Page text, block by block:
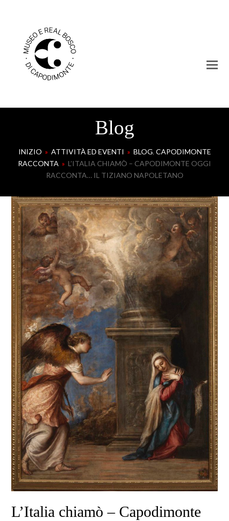
Blog
INIZIO » ATTIVITÀ ED EVENTI » BLOG, CAPODIMONTE
RACCONTA » L’ITALIA CHIAMÒ – CAPODIMONTE OGGI
RACCONTA… IL TIZIANO NAPOLETANO
L’Italia chiamò – Capodimonte